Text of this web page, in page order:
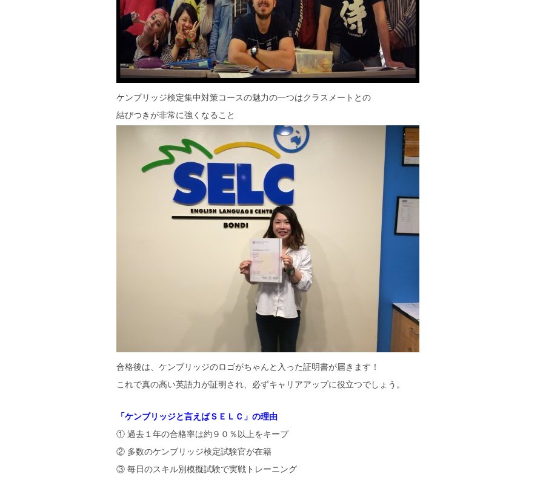
ケンブリッジ検定集中対策コースの魅力の一つはクラスメートとの
結びつきが非常に強くなること
合格後は、ケンブリッジのロゴがちゃんと入った証明書が届きます！
これで真の高い英語力が証明され、必ずキャリアアップに役立つでしょう。
「ケンブリッジと言えばＳＥＬＣ」の理由
① 過去１年の合格率は約９０％以上をキープ
② 多数のケンブリッジ検定試験官が在籍
③ 毎日のスキル別模擬試験で実戦トレーニング